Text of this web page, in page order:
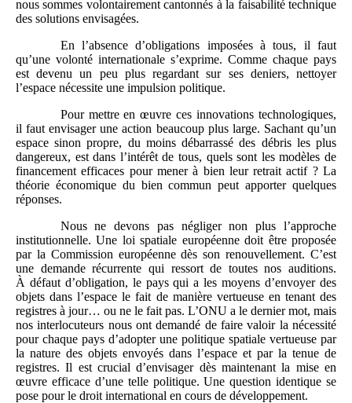
nous sommes volontairement cantonnés à la faisabilité technique
des solutions envisagées.
En l’absence d’obligations imposées à tous, il faut
qu’une volonté internationale s’exprime. Comme chaque pays
est devenu un peu plus regardant sur ses deniers, nettoyer
l’espace nécessite une impulsion politique.
Pour mettre en œuvre ces innovations technologiques,
il faut envisager une action beaucoup plus large. Sachant qu’un
espace sinon propre, du moins débarrassé des débris les plus
dangereux, est dans l’intérêt de tous, quels sont les modèles de
financement efficaces pour mener à bien leur retrait actif ? La
théorie économique du bien commun peut apporter quelques
réponses.
Nous ne devons pas négliger non plus l’approche
institutionnelle. Une loi spatiale européenne doit être proposée
par la Commission européenne dès son renouvellement. C’est
une demande récurrente qui ressort de toutes nos auditions.
À défaut d’obligation, le pays qui a les moyens d’envoyer des
objets dans l’espace le fait de manière vertueuse en tenant des
registres à jour… ou ne le fait pas. L’ONU a le dernier mot, mais
nos interlocuteurs nous ont demandé de faire valoir la nécessité
pour chaque pays d’adopter une politique spatiale vertueuse par
la nature des objets envoyés dans l’espace et par la tenue de
registres. Il est crucial d’envisager dès maintenant la mise en
œuvre efficace d’une telle politique. Une question identique se
pose pour le droit international en cours de développement.